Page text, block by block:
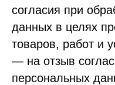
согласия при
данных в целях
товаров, работ и
— на отзыв
персональных